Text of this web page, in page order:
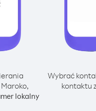
lokalny
Wybrać
kontaktu